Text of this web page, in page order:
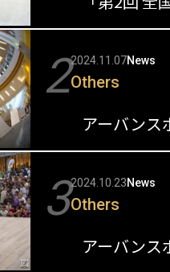
22024.11.07News
Others
32024.10.23News
Others
アーバンス